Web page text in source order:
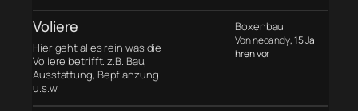
Voliere
Hier geht alles rein was die
Voliere betrifft. z.B. Bau,
Ausstattung, Bepflanzung
u.s.w.
Boxenbau
Von neoandy, 15 Ja
hren vor